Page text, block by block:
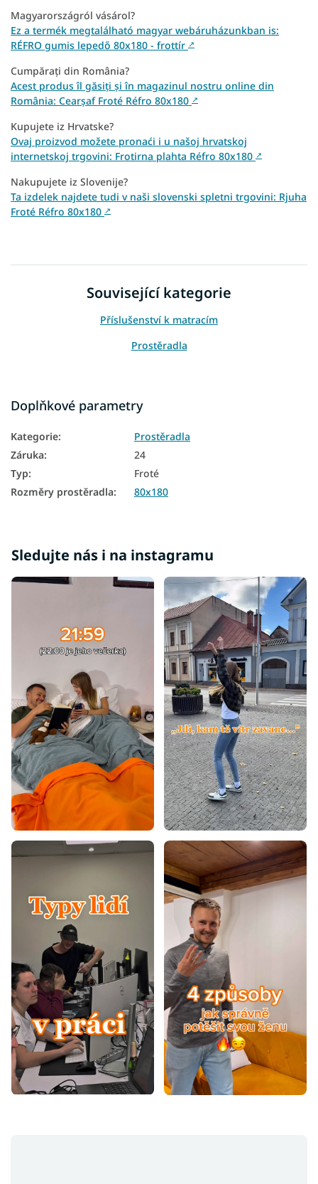
Magyarországról vásárol?
Ez a termék megtalálható magyar webáruházunkban is:
RÉFRO gumis lepedő 80x180 - frottír ↗
Cumpărați din România?
Acest produs îl găsiți și în magazinul nostru online din
România: Cearșaf Froté Réfro 80x180 ↗
Kupujete iz Hrvatske?
Ovaj proizvod možete pronaći i u našoj hrvatskoj
internetskoj trgovini: Frotirna plahta Réfro 80x180 ↗
Nakupujete iz Slovenije?
Ta izdelek najdete tudi v naši slovenski spletni trgovini: Rjuha
Froté Réfro 80x180 ↗
Související kategorie
Příslušenství k matracím
Prostěradla
Doplňkové parametry
Kategorie:
Prostěradla
Záruka:
24
Typ:
Froté
Rozměry prostěradla: 80x180
Sledujte nás i na instagramu